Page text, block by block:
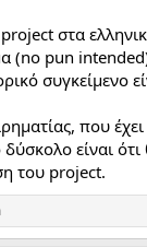
στα
(no pun
συγκείμενο
που
είναι
του project.